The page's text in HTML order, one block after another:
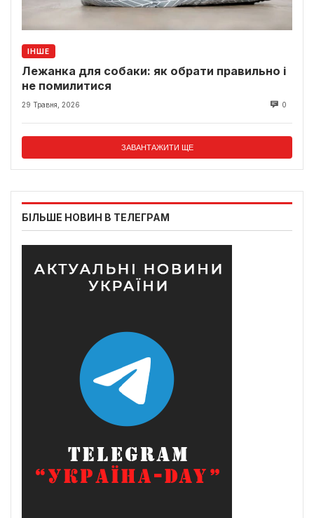
ІНШЕ
Лежанка для собаки: як обрати правильно і
не помилитися
29 Травня, 2026 0
ЗАВАНТАЖИТИ ЩЕ
БІЛЬШЕ НОВИН В ТЕЛЕГРАМ